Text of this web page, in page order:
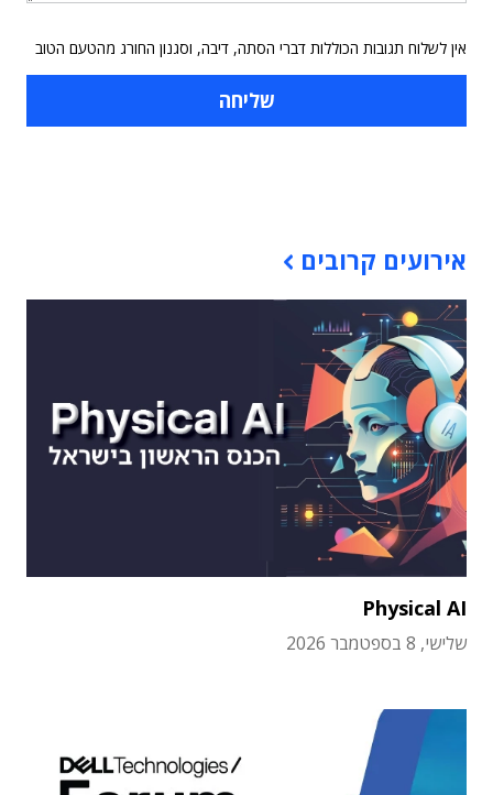
אין לשלוח תגובות הכוללות דברי הסתה, דיבה, וסגנון החורג מהטעם הטוב
אירועים קרובים
Physical AI
שלישי, 8 בספטמבר 2026